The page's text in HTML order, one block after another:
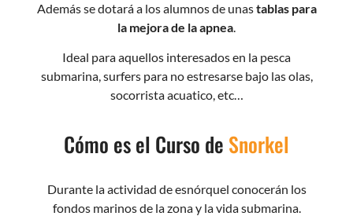
Además se dotará a los alumnos de unastablas para
la mejora de la apnea.
Ideal para aquellos interesados en la pesca
submarina, surfers para no estresarse bajo las olas,
socorrista acuatico, etc…
Cómo es el Curso de Snorkel
Durante la actividad de esnórquel conocerán los
fondos marinos de la zona y la vida submarina.